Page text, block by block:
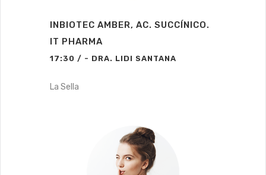
INBIOTEC AMBER, AC. SUCCÍNICO.
IT PHARMA
17:30 / - DRA. LIDI SANTANA
La Sella